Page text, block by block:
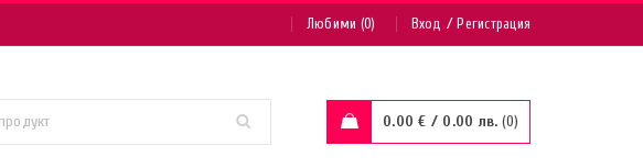
Любими (0) Вход /Регистрация
0.00€ / 0.00 лв. 0